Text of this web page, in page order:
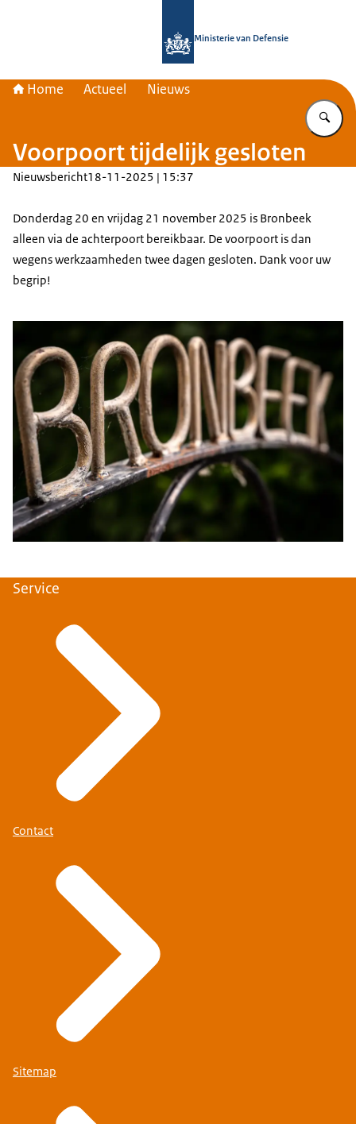
Ministerie van Defensie
Home Actueel Nieuws
Voorpoort tijdelijk gesloten
Nieuwsbericht18-11-2025 | 15:37
Donderdag 20 en vrijdag 21 november 2025 is Bronbeek
alleen via de achterpoort bereikbaar. De voorpoort is dan
wegens werkzaamheden twee dagen gesloten. Dank voor uw
begrip!
Service
Contact
Sitemap